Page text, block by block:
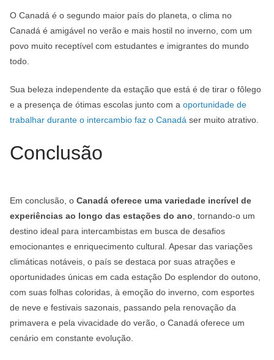
O Canadá é o segundo maior país do planeta, o clima no
Canadá é amigável no verão e mais hostil no inverno, com um
povo muito receptível com estudantes e imigrantes do mundo
todo.
Sua beleza independente da estação que está é de tirar o fôlego
e a presença de ótimas escolas junto com a oportunidade de
trabalhar durante o intercambio faz o Canadá ser muito atrativo.
Conclusão
Em conclusão, o Canadá oferece uma variedade incrível de
experiências ao longo das estações do ano , tornando-o um
destino ideal para intercambistas em busca de desafios
emocionantes e enriquecimento cultural. Apesar das variações
climáticas notáveis, o país se destaca por suas atrações e
oportunidades únicas em cada estação Do esplendor do outono,
com suas folhas coloridas, à emoção do inverno, com esportes
de neve e festivais sazonais, passando pela renovação da
primavera e pela vivacidade do verão, o Canadá oferece um
cenário em constante evolução.